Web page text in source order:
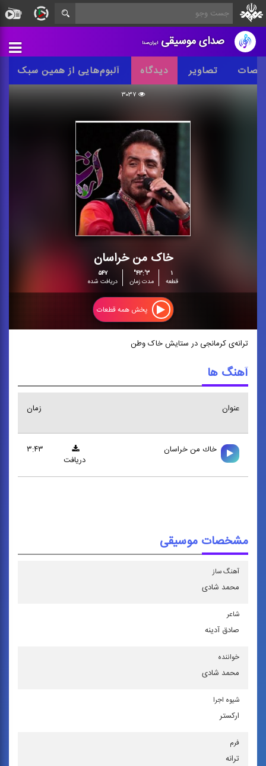
صدای موسیقیایران‌صدا
تصاویر دیدگاه آلبوم‌هایی از همین سبک
۳۰۳۷
خاک من خراسان
۱
قطعه
۳':۴۳"
مدت زمان
۵۴۷
دریافت شده
پخش همه قطعات
ترانه‌ی کرمانجی در ستایش خاک وطن
آهنگ ها
عنوان زمان
خاك من خراسان
۳:۴۳
دریافت
مشخصات موسیقی
آهنگ ساز
محمد شادی
شاعر
صادق آدینه
خواننده
محمد شادی
شیوه اجرا
اركستر
فرم
ترانه